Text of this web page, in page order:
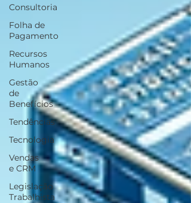
Consultoria
Folha de
Pagamento
Recursos
Humanos
Gestão
de
Benefícios
Tendências
Tecnologia
Vendas
e CRM
Legislação
Trabalhista